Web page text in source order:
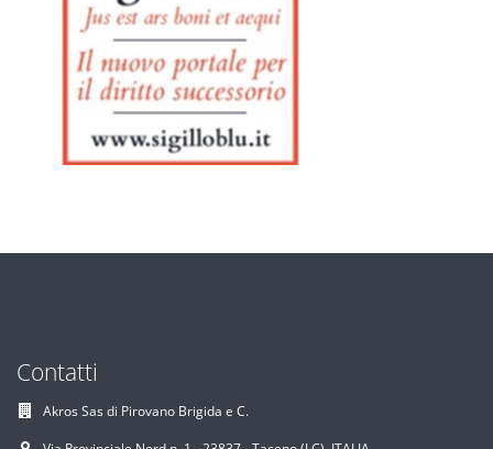
Contatti
Akros Sas di Pirovano Brigida e C.